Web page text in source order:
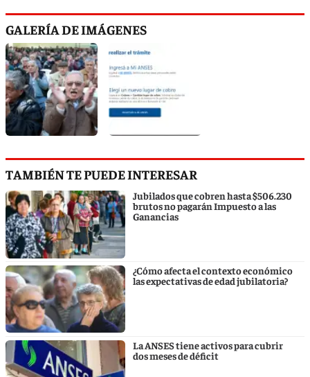
GALERÍA DE IMÁGENES
TAMBIÉN TE PUEDE INTERESAR
Jubilados que cobren hasta $506.230
brutos no pagarán Impuesto a las
Ganancias
¿Cómo afecta el contexto económico
las expectativas de edad jubilatoria?
La ANSES tiene activos para cubrir
dos meses de déficit